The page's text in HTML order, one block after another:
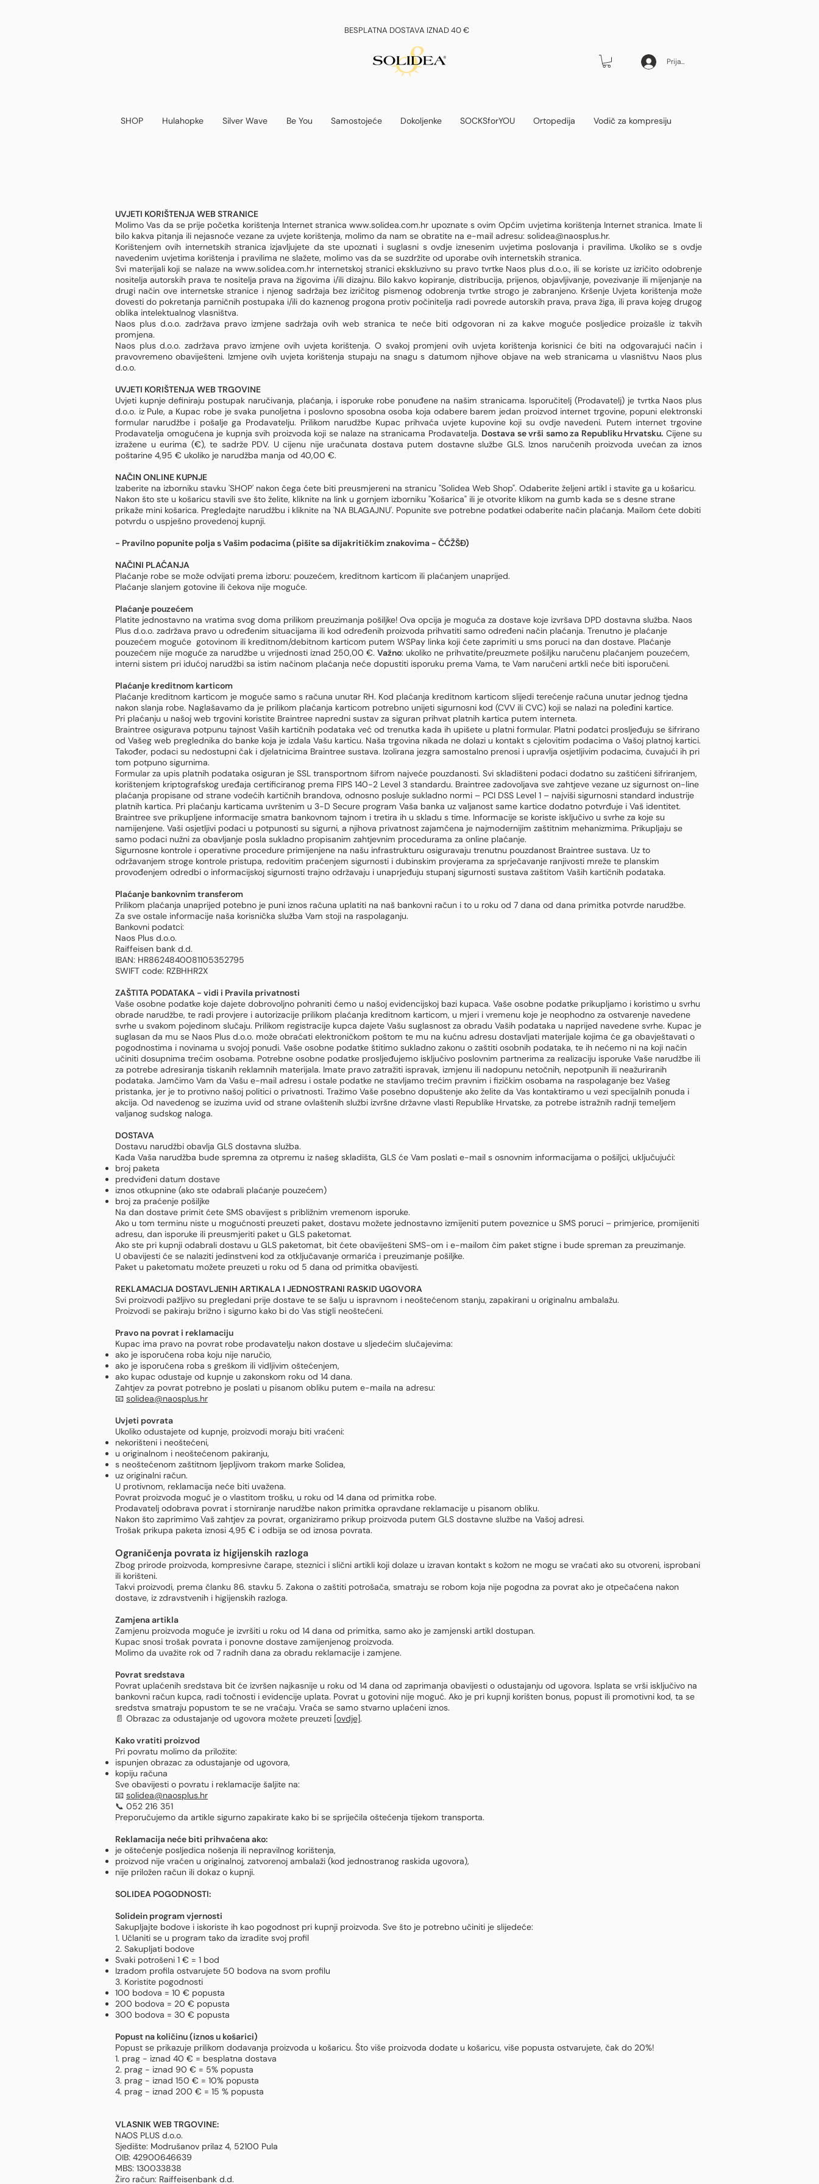
BESPLATNA DOSTAVA IZNAD 40 €
Prijava
SHOP Hulahopke Silver Wave Be You Samostojeće Dokoljenke SOCKSforYOU Ortopedija Vodič za kompresiju
UVJETI KORIŠTENJA WEB STRANICE
Molimo Vas da se prije početka korištenja Internet stranicawww.solidea.com.hr upoznate s ovim Općim uvjetima korištenja Internet stranica. Imate li
bilo kakva pitanja ili nejasnoće vezane za uvjete korištenja, molimo da nam se obratite na e-mail adresu: solidea@naosplus.hr.
Korištenjem ovih internetskih stranica izjavljujete da ste upoznati i suglasni s ovdje iznesenim uvjetima poslovanja i pravilima. Ukoliko se s ovdje
navedenim uvjetima korištenja i pravilima ne slažete, molimo vas da se suzdržite od uporabe ovih internetskih stranica.
Svi materijali koji se nalaze na www.solidea.com.hr internetskoj stranici ekskluzivno su pravo tvrtke Naos plus d.o.o., ili se koriste uz izričito odobrenje
nositelja autorskih prava te nositelja prava na žigovima i/ili dizajnu. Bilo kakvo kopiranje, distribucija, prijenos, objavljivanje, povezivanje ili mijenjanje na
drugi način ove internetske stranice i njenog sadržaja bez izričitog pismenog odobrenja tvrtke strogo je zabranjeno. Kršenje Uvjeta korištenja može
dovesti do pokretanja parničnih postupaka i/ili do kaznenog progona protiv počinitelja radi povrede autorskih prava, prava žiga, ili prava kojeg drugog
oblika intelektualnog vlasništva.
Naos plus d.o.o. zadržava pravo izmjene sadržaja ovih web stranica te neće biti odgovoran ni za kakve moguće posljedice proizašle iz takvih
promjena.
Naos plus d.o.o. zadržava pravo izmjene ovih uvjeta korištenja. O svakoj promjeni ovih uvjeta korištenja korisnici će biti na odgovarajući način i
pravovremeno obaviješteni. Izmjene ovih uvjeta korištenja stupaju na snagu s datumom njihove objave na web stranicama u vlasništvu Naos plus
d.o.o.
UVJETI KORIŠTENJA WEB TRGOVINE
Uvjeti kupnje definiraju postupak naručivanja, plaćanja, i isporuke robe ponuđene na našim stranicama. Isporučitelj (Prodavatelj) je tvrtka Naos plus
d.o.o. iz Pule, a Kupac robe je svaka punoljetna i poslovno sposobna osoba koja odabere barem jedan proizvod internet trgovine, popuni elektronski
formular narudžbe i pošalje ga Prodavatelju. Prilikom narudžbe Kupac prihvaća uvjete kupovine koji su ovdje navedeni. Putem internet trgovine
Prodavatelja omogućena je kupnja svih proizvoda koji se nalaze na stranicama Prodavatelja. Dostava se vrši samo za Republiku Hrvatsku. Cijene su
izražene u eurima (€), te sadrže PDV. U cijenu nije uračunata dostava putem dostavne službe GLS. Iznos naručenih proizvoda uvećan za iznos
poštarine 4,95 € ukoliko je narudžba manja od 40,00 €.
NAČIN ONLINE KUPNJE
Izaberite na izborniku stavku 'SHOP' nakon čega ćete biti preusmjereni na stranicu "Solidea Web Shop". Odaberite željeni artikl i stavite ga u košaricu.
Nakon što ste u košaricu stavili sve što želite, kliknite na link u gornjem izborniku "Košarica" ili je otvorite klikom na gumb kada se s desne strane
prikaže mini košarica. Pregledajte narudžbu i kliknite na 'NA BLAGAJNU'. Popunite sve potrebne podatkei odaberite način plaćanja. Mailom ćete dobiti
potvrdu o uspješno provedenoj kupnji.
- Pravilno popunite polja s Vašim podacima (pišite sa dijakritičkim znakovima - ČĆŽŠĐ)
NAČINI PLAĆANJA
Plaćanje robe se može odvijati prema izboru: pouzećem, kreditnom karticom ili plaćanjem unaprijed.
Plaćanje slanjem gotovine ili čekova nije moguće.
Plaćanje pouzećem
Platite jednostavno na vratima svog doma prilikom preuzimanja pošiljke! Ova opcija je moguća za dostave koje izvršava DPD dostavna služba. Naos
Plus d.o.o. zadržava pravo u određenim situacijama ili kod određenih proizvoda prihvatiti samo određeni način plaćanja. Trenutno je plaćanje
pouzećem moguće gotovinom ili kreditnom/debitnom karticom putem WSPay linka koji ćete zaprimiti u sms poruci na dan dostave. Plaćanje
pouzećem nije moguće za narudžbe u vrijednosti iznad 250,00 €. Važno: ukoliko ne prihvatite/preuzmete pošiljku naručenu plaćanjem pouzećem,
interni sistem pri idućoj narudžbi sa istim načinom plaćanja neće dopustiti isporuku prema Vama, te Vam naručeni artkli neće biti isporučeni.
Plaćanje kreditnom karticom
Plaćanje kreditnom karticom je moguće samo s računa unutar RH. Kod plaćanja kreditnom karticom slijedi terećenje računa unutar jednog tjedna
nakon slanja robe. Naglašavamo da je prilikom plaćanja karticom potrebno unijeti sigurnosni kod (CVV ili CVC) koji se nalazi na poleđini kartice.
Pri plaćanju u našoj web trgovini koristite Braintree napredni sustav za siguran prihvat platnih kartica putem interneta.
Braintree osigurava potpunu tajnost Vaših kartičnih podataka već od trenutka kada ih upišete u platni formular. Platni podatci prosljeđuju se šifrirano
od Vašeg web preglednika do banke koja je izdala Vašu karticu. Naša trgovina nikada ne dolazi u kontakt s cjelovitim podacima o Vašoj platnoj kartici.
Također, podaci su nedostupni čak i djelatnicima Braintree sustava. Izolirana jezgra samostalno prenosi i upravlja osjetljivim podacima, čuvajući ih pri
tom potpuno sigurnima.
Formular za upis platnih podataka osiguran je SSL transportnom šifrom najveće pouzdanosti. Svi skladišteni podaci dodatno su zaštićeni šifriranjem,
korištenjem kriptografskog uređaja certificiranog prema FIPS 140-2 Level 3 standardu. Braintree zadovoljava sve zahtjeve vezane uz sigurnost on-line
plaćanja propisane od strane vodećih kartičnih brandova, odnosno posluje sukladno normi – PCI DSS Level 1 – najviši sigurnosni standard industrije
platnih kartica. Pri plaćanju karticama uvrštenim u 3-D Secure program Vaša banka uz valjanost same kartice dodatno potvrđuje i Vaš identitet.
Braintree sve prikupljene informacije smatra bankovnom tajnom i tretira ih u skladu s time. Informacije se koriste isključivo u svrhe za koje su
namijenjene. Vaši osjetljivi podaci u potpunosti su sigurni, a njihova privatnost zajamčena je najmodernijim zaštitnim mehanizmima. Prikupljaju se
samo podaci nužni za obavljanje posla sukladno propisanim zahtjevnim procedurama za online plaćanje.
Sigurnosne kontrole i operativne procedure primijenjene na našu infrastrukturu osiguravaju trenutnu pouzdanost Braintree sustava. Uz to
održavanjem stroge kontrole pristupa, redovitim praćenjem sigurnosti i dubinskim provjerama za sprječavanje ranjivosti mreže te planskim
provođenjem odredbi o informacijskoj sigurnosti trajno održavaju i unaprjeđuju stupanj sigurnosti sustava zaštitom Vaših kartičnih podataka.
Plaćanje bankovnim transferom
Prilikom plaćanja unaprijed potebno je puni iznos računa uplatiti na naš bankovni račun i to u roku od 7 dana od dana primitka potvrde narudžbe.
Za sve ostale informacije naša korisnička služba Vam stoji na raspolaganju.
Bankovni podatci:
Naos Plus d.o.o.
Raiffeisen bank d.d.
IBAN: HR8624840081105352795
SWIFT code: RZBHHR2X
ZAŠTITA PODATAKA - vidi i Pravila privatnosti
Vaše osobne podatke koje dajete dobrovoljno pohraniti ćemo u našoj evidencijskoj bazi kupaca. Vaše osobne podatke prikupljamo i koristimo u svrhu
obrade narudžbe, te radi provjere i autorizacije prilikom plaćanja kreditnom karticom, u mjeri i vremenu koje je neophodno za ostvarenje navedene
svrhe u svakom pojedinom slučaju. Prilikom registracije kupca dajete Vašu suglasnost za obradu Vaših podataka u naprijed navedene svrhe. Kupac je
suglasan da mu se Naos Plus d.o.o. može obraćati elektroničkom poštom te mu na kućnu adresu dostavljati materijale kojima će ga obavještavati o
pogodnostima i novinama u svojoj ponudi. Vaše osobne podatke štitimo sukladno zakonu o zaštiti osobnih podataka, te ih nećemo ni na koji način
učiniti dosupnima trećim osobama. Potrebne osobne podatke prosljeđujemo isključivo poslovnim partnerima za realizaciju isporuke Vaše narudžbe ili
za potrebe adresiranja tiskanih reklamnih materijala. Imate pravo zatražiti ispravak, izmjenu ili nadopunu netočnih, nepotpunih ili neažuriranih
podataka. Jamčimo Vam da Vašu e-mail adresu i ostale podatke ne stavljamo trećim pravnim i fizičkim osobama na raspolaganje bez Vašeg
pristanka, jer je to protivno našoj politici o privatnosti. Tražimo Vaše posebno dopuštenje ako želite da Vas kontaktiramo u vezi specijalnih ponuda i
akcija. Od navedenog se izuzima uvid od strane ovlaštenih službi izvršne državne vlasti Republike Hrvatske, za potrebe istražnih radnji temeljem
valjanog sudskog naloga.
DOSTAVA
Dostavu narudžbi obavlja GLS dostavna služba.
Kada Vaša narudžba bude spremna za otpremu iz našeg skladišta, GLS će Vam poslati e-mail s osnovnim informacijama o pošiljci, uključujući:
broj paketa
predviđeni datum dostave
iznos otkupnine (ako ste odabrali plaćanje pouzećem)
broj za praćenje pošiljke
Na dan dostave primit ćete SMS obavijest s približnim vremenom isporuke.
Ako u tom terminu niste u mogućnosti preuzeti paket, dostavu možete jednostavno izmijeniti putem poveznice u SMS poruci – primjerice, promijeniti
adresu, dan isporuke ili preusmjeriti paket u GLS paketomat.
Ako ste pri kupnji odabrali dostavu u GLS paketomat, bit ćete obaviješteni SMS-om i e-mailom čim paket stigne i bude spreman za preuzimanje.
U obavijesti će se nalaziti jedinstveni kod za otključavanje ormarića i preuzimanje pošiljke.
Paket u paketomatu možete preuzeti u roku od 5 dana od primitka obavijesti.
REKLAMACIJA DOSTAVLJENIH ARTIKALA I JEDNOSTRANI RASKID UGOVORA
Svi proizvodi pažljivo su pregledani prije dostave te se šalju u ispravnom i neoštećenom stanju, zapakirani u originalnu ambalažu.
Proizvodi se pakiraju brižno i sigurno kako bi do Vas stigli neoštećeni.
Pravo na povrat i reklamaciju
Kupac ima pravo na povrat robe prodavatelju nakon dostave u sljedećim slučajevima:
ako je isporučena roba koju nije naručio,
ako je isporučena roba s greškom ili vidljivim oštećenjem,
ako kupac odustaje od kupnje u zakonskom roku od 14 dana.
Zahtjev za povrat potrebno je poslati u pisanom obliku putem e-maila na adresu:
📧 solidea@naosplus.hr
Uvjeti povrata
Ukoliko odustajete od kupnje, proizvodi moraju biti vraćeni:
nekorišteni i neoštećeni,
u originalnom i neoštećenom pakiranju,
s neoštećenom zaštitnom ljepljivom trakom marke Solidea,
uz originalni račun.
U protivnom, reklamacija neće biti uvažena.
Povrat proizvoda moguć je o vlastitom trošku, u roku od 14 dana od primitka robe.
Prodavatelj odobrava povrat i storniranje narudžbe nakon primitka opravdane reklamacije u pisanom obliku.
Nakon što zaprimimo Vaš zahtjev za povrat, organiziramo prikup proizvoda putem GLS dostavne službe na Vašoj adresi.
Trošak prikupa paketa iznosi 4,95 € i odbija se od iznosa povrata.
Ograničenja povrata iz higijenskih razloga
Zbog prirode proizvoda, kompresivne čarape, steznici i slični artikli koji dolaze u izravan kontakt s kožom ne mogu se vraćati ako su otvoreni, isprobani
ili korišteni.
Takvi proizvodi, prema članku 86. stavku 5. Zakona o zaštiti potrošača, smatraju se robom koja nije pogodna za povrat ako je otpečaćena nakon
dostave, iz zdravstvenih i higijenskih razloga.
Zamjena artikla
Zamjenu proizvoda moguće je izvršiti u roku od 14 dana od primitka, samo ako je zamjenski artikl dostupan.
Kupac snosi trošak povrata i ponovne dostave zamijenjenog proizvoda.
Molimo da uvažite rok od 7 radnih dana za obradu reklamacije i zamjene.
Povrat sredstava
Povrat uplaćenih sredstava bit će izvršen najkasnije u roku od 14 dana od zaprimanja obavijesti o odustajanju od ugovora. Isplata se vrši isključivo na
bankovni račun kupca, radi točnosti i evidencije uplata. Povrat u gotovini nije moguć. Ako je pri kupnji korišten bonus, popust ili promotivni kod, ta se
sredstva smatraju popustom te se ne vraćaju. Vraća se samo stvarno uplaćeni iznos.
📄 Obrazac za odustajanje od ugovora možete preuzeti [ovdje].
Kako vratiti proizvod
Pri povratu molimo da priložite:
ispunjen obrazac za odustajanje od ugovora,
kopiju računa
Sve obavijesti o povratu i reklamacije šaljite na:
📧 solidea@naosplus.hr
📞 052 216 351
Preporučujemo da artikle sigurno zapakirate kako bi se spriječila oštećenja tijekom transporta.
Reklamacija neće biti prihvaćena ako:
je oštećenje posljedica nošenja ili nepravilnog korištenja,
proizvod nije vraćen u originalnoj, zatvorenoj ambalaži (kod jednostranog raskida ugovora),
nije priložen račun ili dokaz o kupnji.
SOLIDEA POGODNOSTI:
Solidein program vjernosti
Sakupljajte bodove i iskoriste ih kao pogodnost pri kupnji proizvoda. Sve što je potrebno učiniti je slijedeće:
1. Učlaniti se u program tako da izradite svoj profil
2. Sakupljati bodove
Svaki potrošeni 1 € = 1 bod
Izradom profila ostvarujete 50 bodova na svom profilu
3. Koristite pogodnosti
100 bodova = 10 € popusta
200 bodova = 20 € popusta
300 bodova = 30 € popusta
Popust na količinu (iznos u košarici)
Popust se prikazuje prilikom dodavanja proizvoda u košaricu. Što više proizvoda dodate u košaricu, više popusta ostvarujete, čak do 20%!
1. prag - iznad 40 € = besplatna dostava
2. prag - iznad 90 € = 5% popusta
3. prag - iznad 150 € = 10% popusta
4. prag - iznad 200 € = 15 % popusta
VLASNIK WEB TRGOVINE:
NAOS PLUS d.o.o.
Sjedište: Modrušanov prilaz 4, 52100 Pula
OIB: 42900646639
MBS: 130033838
Žiro račun: Raiffeisenbank d.d.